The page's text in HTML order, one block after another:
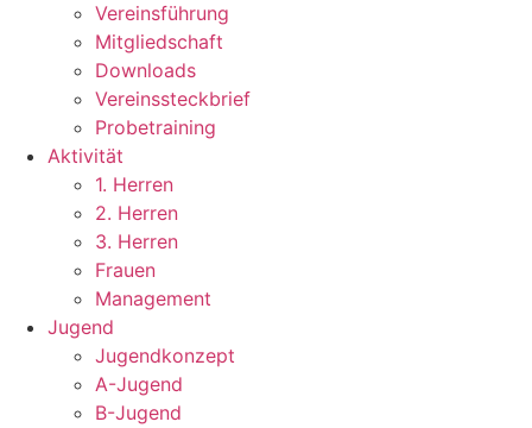
Vereinsführung
Mitgliedschaft
Downloads
Vereinssteckbrief
Probetraining
Aktivität
1. Herren
2. Herren
3. Herren
Frauen
Management
Jugend
Jugendkonzept
A-Jugend
B-Jugend